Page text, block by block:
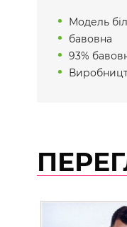
Модель
бавовна
93%